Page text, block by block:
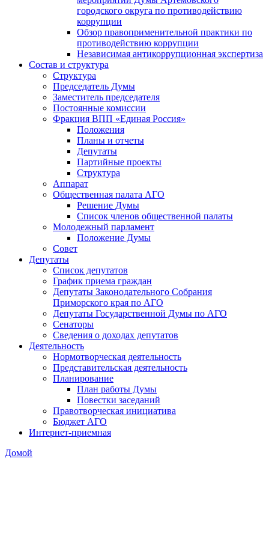
городского округа по противодействию
коррупции
Обзор правоприменительной практики по
противодействию коррупции
Независимая антикоррупционная экспертиза
Состав и структура
Структура
Председатель Думы
Заместитель председателя
Постоянные комиссии
Фракция ВПП «Единая Россия»
Положения
Планы и отчеты
Депутаты
Партийные проекты
Структура
Аппарат
Общественная палата АГО
Решение Думы
Список членов общественной палаты
Молодежный парламент
Положение Думы
Совет
Депутаты
Список депутатов
График приема граждан
Депутаты Законодательного Собрания
Приморского края по АГО
Депутаты Государственной Думы по АГО
Сенаторы
Сведения о доходах депутатов
Деятельность
Нормотворческая деятельность
Представительская деятельность
Планирование
План работы Думы
Повестки заседаний
Правотворческая инициатива
Бюджет АГО
Интернет-приемная
Домой